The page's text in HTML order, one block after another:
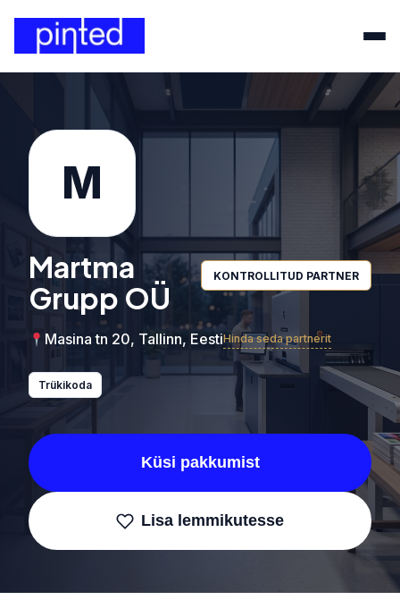
M
Martma
Grupp OÜ
KONTROLLITUD PARTNER
Masina tn 20, Tallinn, EestiHinda seda partnerit
Trükikoda
Küsi pakkumist
Lisa lemmikutesse